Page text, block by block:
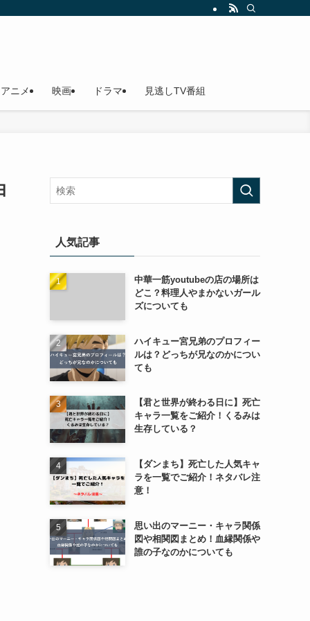
アニメ 映画 ドラマ 見逃しTV番組
人気記事
中華一筋youtubeの店の場所は
どこ？料理人やまかないガール
ズについても
ハイキュー宮兄弟のプロフィー
ルは？どっちが兄なのかについ
ても
【君と世界が終わる日に】死亡
キャラ一覧をご紹介！くるみは
生存している？
【ダンまち】死亡した人気キャ
ラを一覧でご紹介！ネタバレ注
意！
思い出のマーニー・キャラ関係
図や相関図まとめ！血縁関係や
誰の子なのかについても